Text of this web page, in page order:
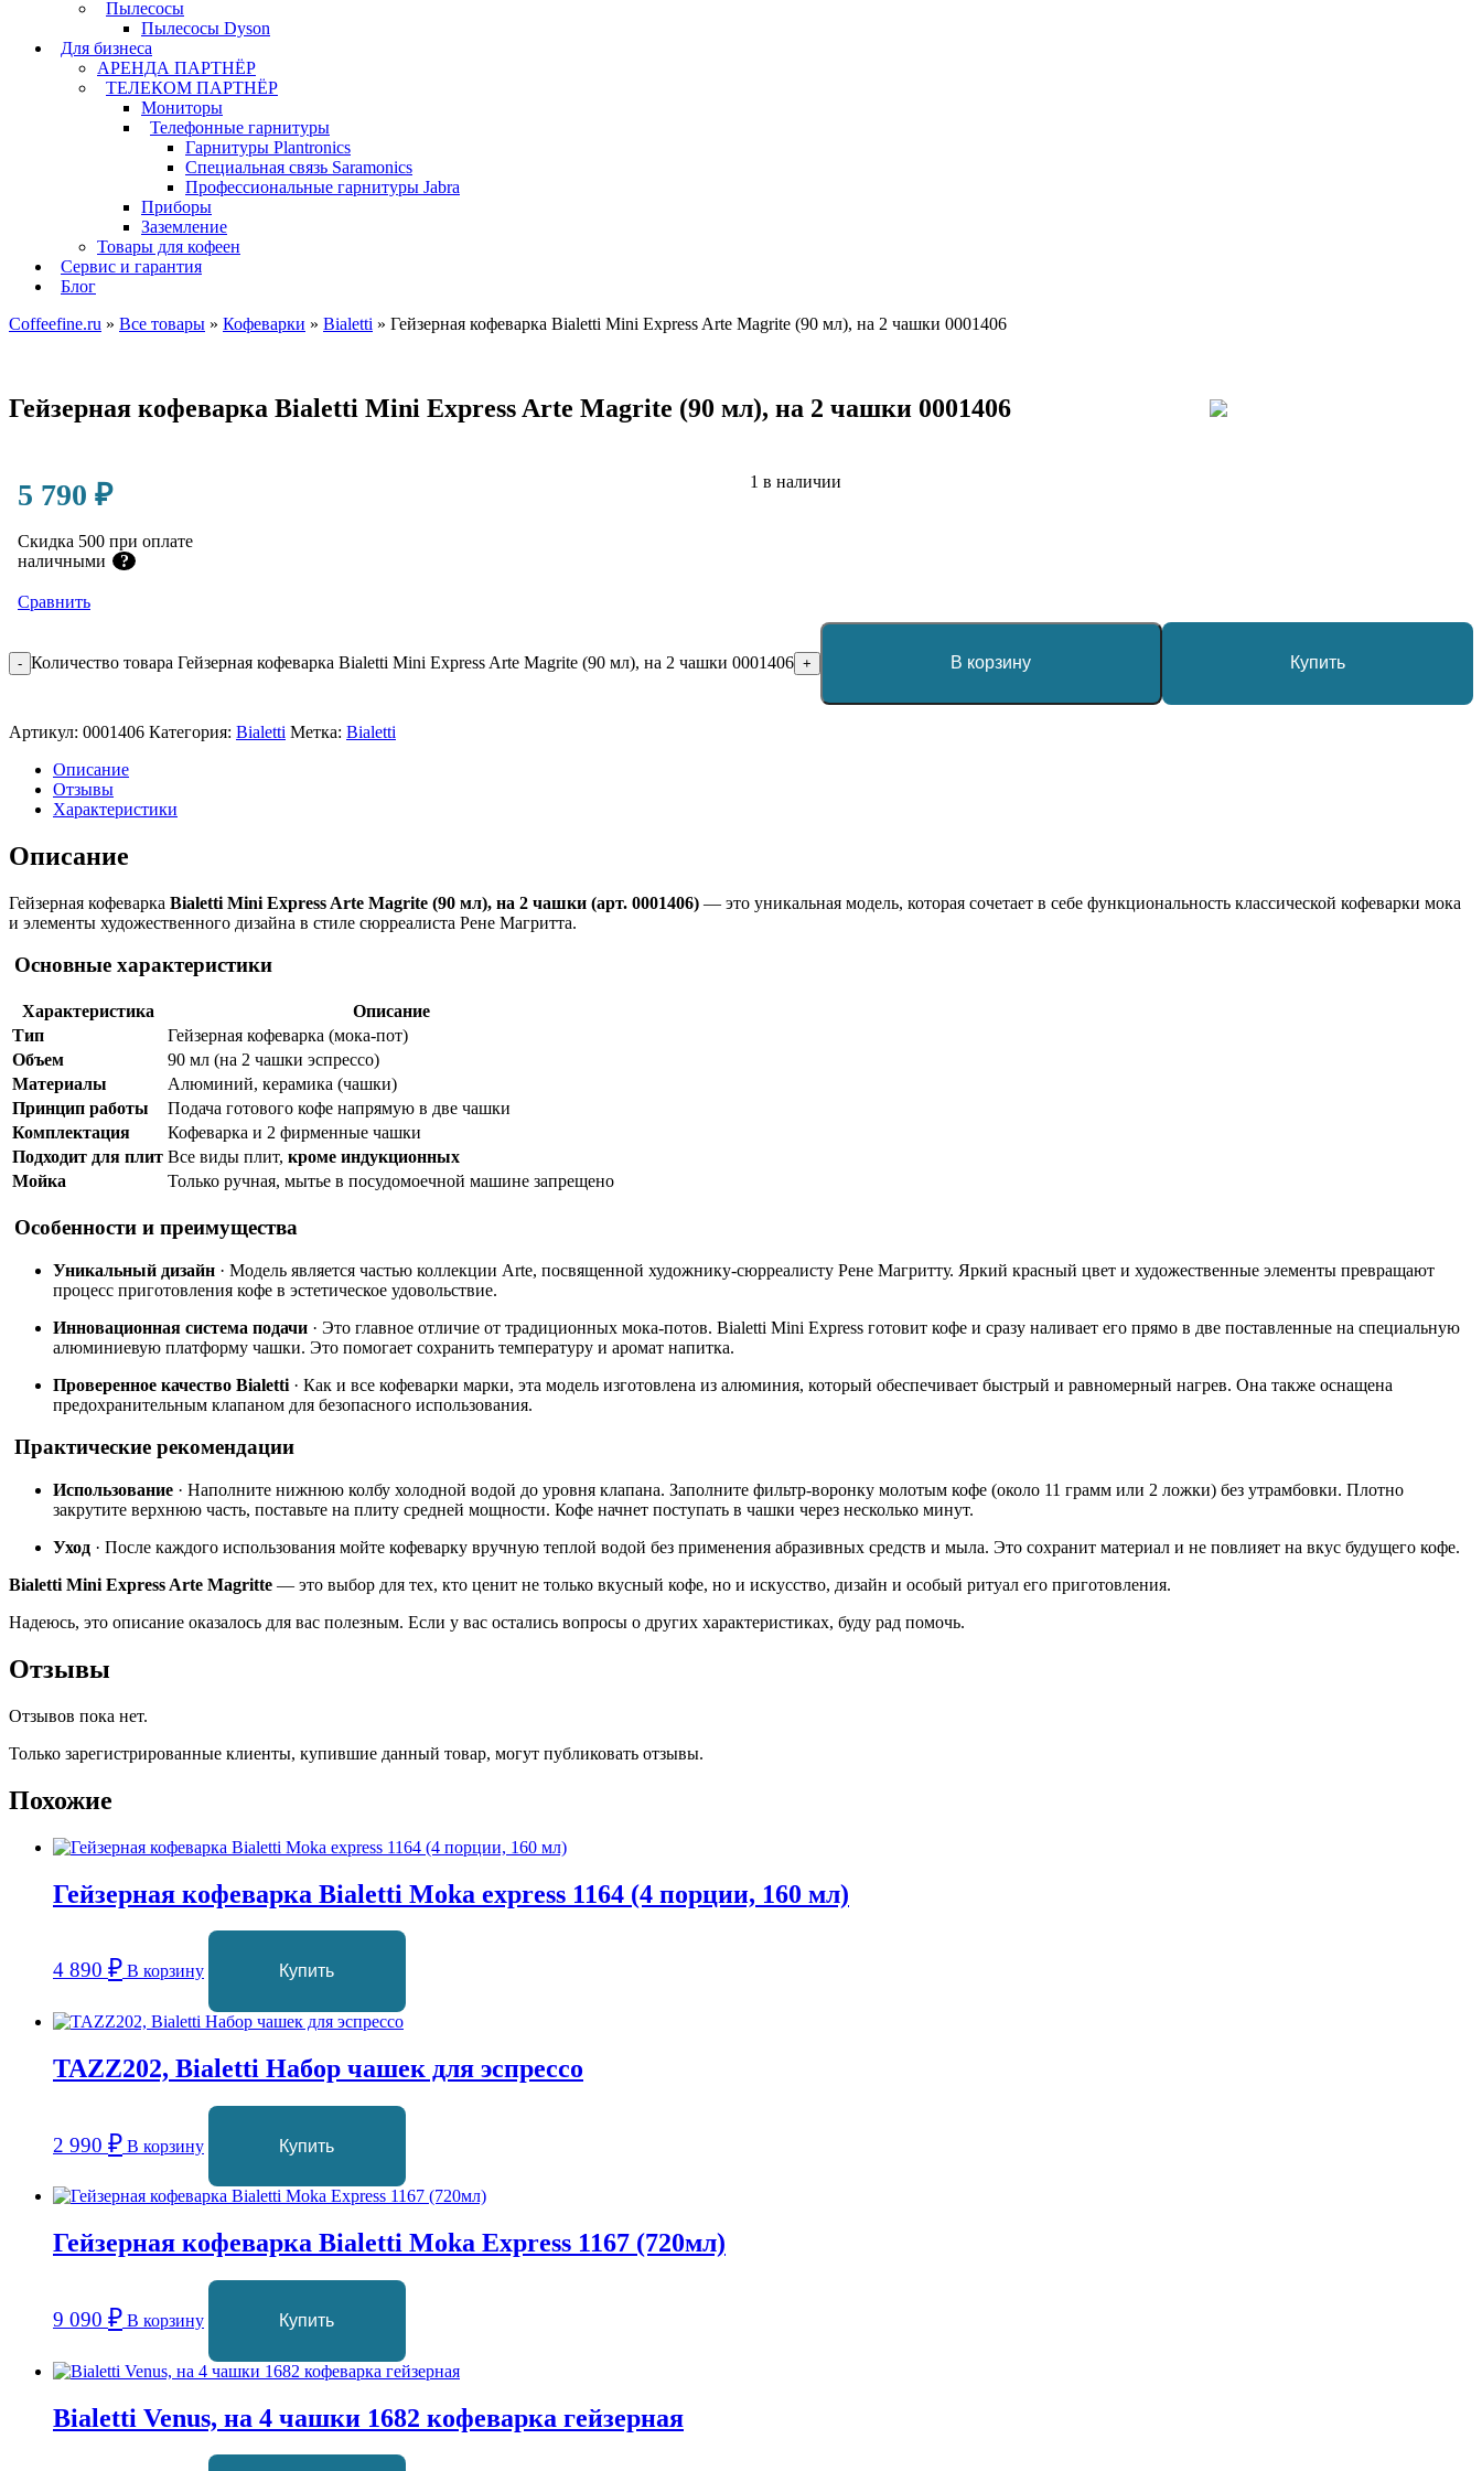
Пылесосы
Пылесосы Dyson
Для бизнеса
АРЕНДА ПАРТНЁР
ТЕЛЕКОМ ПАРТНЁР
Мониторы
Телефонные гарнитуры
Гарнитуры Plantronics
Специальная связь Saramonics
Профессиональные гарнитуры Jabra
Приборы
Заземление
Товары для кофеен
Сервис и гарантия
Блог
Coffeefine.ru » Все товары » Кофеварки » Bialetti » Гейзерная кофеварка Bialetti Mini Express Arte Magrite (90 мл), на 2 чашки 0001406
Гейзерная кофеварка Bialetti Mini Express Arte Magrite (90 мл), на 2 чашки 0001406
5 790 ₽
Скидка 500 при оплате
наличными
?
Сравнить
1 в наличии
- Количество товара Гейзерная кофеварка Bialetti Mini Express Arte Magrite (90 мл), на 2 чашки 0001406 + В корзину Купить
Артикул: 0001406 Категория: Bialetti Метка: Bialetti
Описание
Отзывы
Характеристики
Описание
Гейзерная кофеварка Bialetti Mini Express Arte Magrite (90 мл), на 2 чашки (арт. 0001406) — это уникальная модель, которая сочетает в себе функциональность классической кофеварки мока
и элементы художественного дизайна в стиле сюрреалиста Рене Магритта.
Основные характеристики
Характеристика
Описание
Тип
Гейзерная кофеварка (мока-пот)
Объем
90 мл (на 2 чашки эспрессо)
Материалы
Алюминий, керамика (чашки)
Принцип работы
Подача готового кофе напрямую в две чашки
Комплектация
Кофеварка и 2 фирменные чашки
Подходит для плит Все виды плит, кроме индукционных
Мойка
Только ручная, мытье в посудомоечной машине запрещено
Особенности и преимущества
Уникальный дизайн · Модель является частью коллекции Arte, посвященной художнику-сюрреалисту Рене Магритту. Яркий красный цвет и художественные элементы превращают
процесс приготовления кофе в эстетическое удовольствие.
Инновационная система подачи · Это главное отличие от традиционных мока-потов. Bialetti Mini Express готовит кофе и сразу наливает его прямо в две поставленные на специальную
алюминиевую платформу чашки. Это помогает сохранить температуру и аромат напитка.
Проверенное качество Bialetti · Как и все кофеварки марки, эта модель изготовлена из алюминия, который обеспечивает быстрый и равномерный нагрев. Она также оснащена
предохранительным клапаном для безопасного использования.
Практические рекомендации
Использование · Наполните нижнюю колбу холодной водой до уровня клапана. Заполните фильтр-воронку молотым кофе (около 11 грамм или 2 ложки) без утрамбовки. Плотно
закрутите верхнюю часть, поставьте на плиту средней мощности. Кофе начнет поступать в чашки через несколько минут.
Уход · После каждого использования мойте кофеварку вручную теплой водой без применения абразивных средств и мыла. Это сохранит материал и не повлияет на вкус будущего кофе.
Bialetti Mini Express Arte Magritte — это выбор для тех, кто ценит не только вкусный кофе, но и искусство, дизайн и особый ритуал его приготовления.
Надеюсь, это описание оказалось для вас полезным. Если у вас остались вопросы о других характеристиках, буду рад помочь.
Отзывы
Отзывов пока нет.
Только зарегистрированные клиенты, купившие данный товар, могут публиковать отзывы.
Похожие
Гейзерная кофеварка Bialetti Moka express 1164 (4 порции, 160 мл)
4 890 ₽ В корзину Купить
TAZZ202, Bialetti Набор чашек для эспрессо
2 990 ₽ В корзину Купить
Гейзерная кофеварка Bialetti Moka Express 1167 (720мл)
9 090 ₽ В корзину Купить
Bialetti Venus, на 4 чашки 1682 кофеварка гейзерная